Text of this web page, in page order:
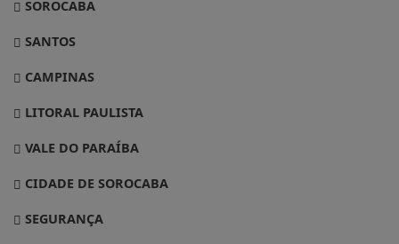
SOROCABA
SANTOS
CAMPINAS
LITORAL PAULISTA
VALE DO PARAÍBA
CIDADE DE SOROCABA
SEGURANÇA